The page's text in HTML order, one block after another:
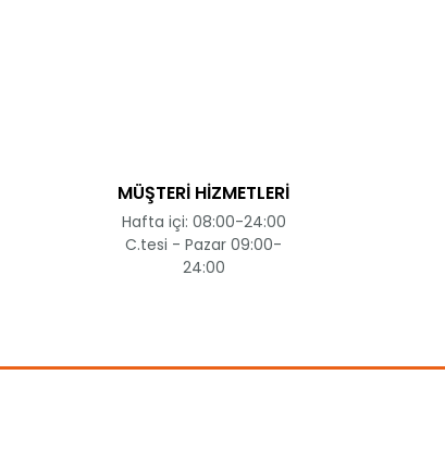
MÜŞTERİ HİZMETLERİ
Hafta içi: 08:00-24:00
C.tesi - Pazar 09:00-
24:00